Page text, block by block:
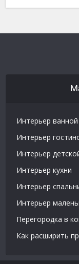
Интерьер ванной
Интерьер
Интерьер
Интерьер кухни
Интерьер
Интерьер
Перегородка в
Как расширить